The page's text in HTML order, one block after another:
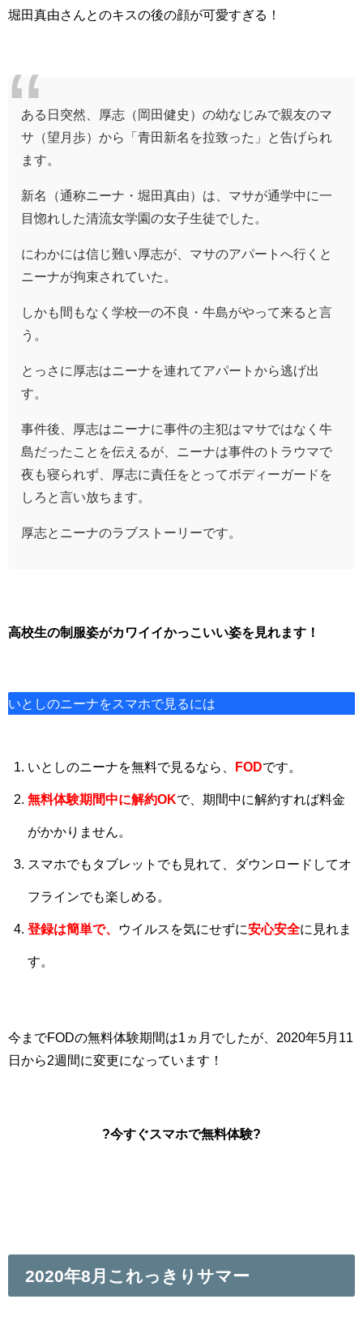
堀田真由さんとのキスの後の顔が可愛すぎる！
ある日突然、厚志（岡田健史）の幼なじみで親友のマ
サ（望月歩）から「青田新名を拉致った」と告げられ
ます。
新名（通称ニーナ・堀田真由）は、マサが通学中に一
目惚れした清流女学園の女子生徒でした。
にわかには信じ難い厚志が、マサのアパートへ行くと
ニーナが拘束されていた。
しかも間もなく学校一の不良・牛島がやって来ると言
う。
とっさに厚志はニーナを連れてアパートから逃げ出
す。
事件後、厚志はニーナに事件の主犯はマサではなく牛
島だったことを伝えるが、ニーナは事件のトラウマで
夜も寝られず、厚志に責任をとってボディーガードを
しろと言い放ちます。
厚志とニーナのラブストーリーです。
高校生の制服姿がカワイイかっこいい姿を見れます！
いとしのニーナをスマホで見るには
いとしのニーナを無料で見るなら、 FODです。
無料体験期間中に解約OKで、期間中に解約すれば料金
がかかりません。
スマホでもタブレットでも見れて、ダウンロードしてオ
フラインでも楽しめる。
登録は簡単で、 ウイルスを気にせずに安心安全に見れま
す。
今までFODの無料体験期間は1ヵ月でしたが、2020年5月11
日から2週間に変更になっています！
?今すぐスマホで無料体験?
2020年8月これっきりサマー